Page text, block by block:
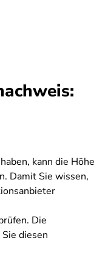
kann die Höhe
Damit Sie wissen,
Die
diesen